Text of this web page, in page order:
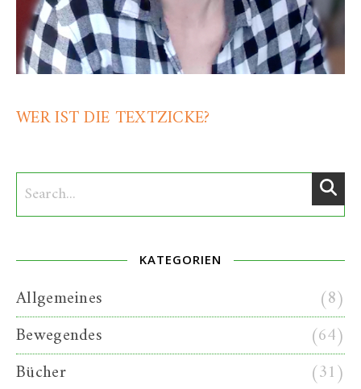
WER IST DIE TEXTZICKE?
KATEGORIEN
Allgemeines
(8)
Bewegendes
(64)
Bücher
(31)